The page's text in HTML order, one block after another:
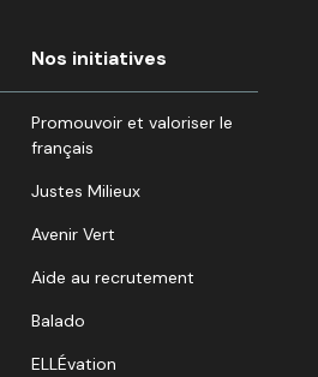
Nos initiatives
Promouvoir et valoriser le
français
Justes Milieux
Avenir Vert
Aide au recrutement
Balado
ELLÉvation